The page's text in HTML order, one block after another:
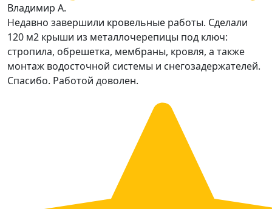
Владимир А.
Недавно завершили кровельные работы. Сделали
120 м2 крыши из металлочерепицы под ключ:
стропила, обрешетка, мембраны, кровля, а также
монтаж водосточной системы и снегозадержателей.
Спасибо. Работой доволен.